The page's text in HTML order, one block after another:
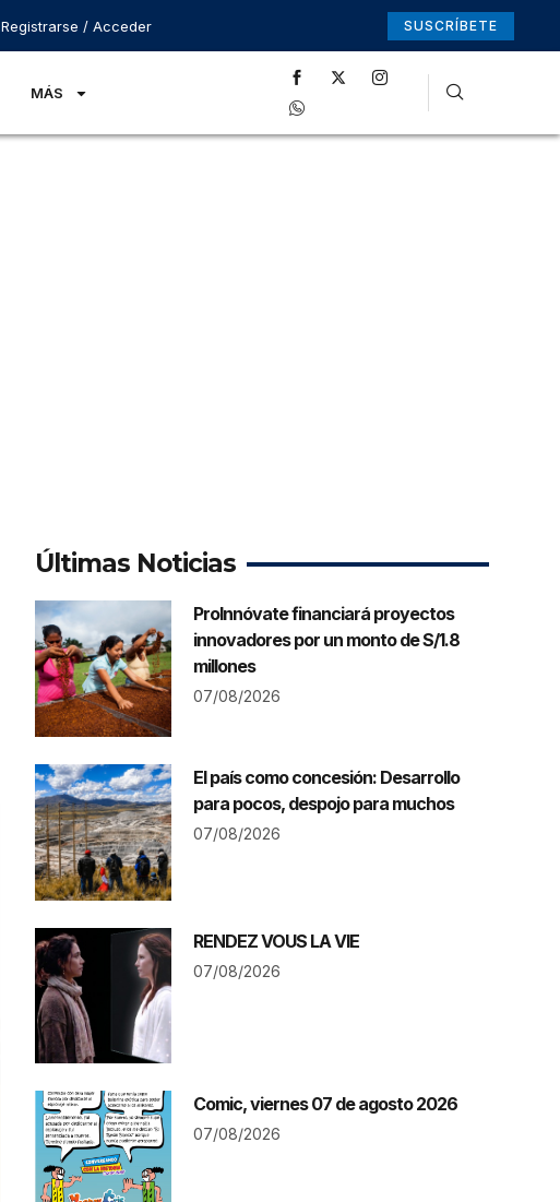
Registrarse / Acceder SUSCRÍBETE
MÁS
Últimas Noticias
ProInnóvate financiará proyectos
innovadores por un monto de S/1.8
millones
07/08/2026
El país como concesión: Desarrollo
para pocos, despojo para muchos
07/08/2026
RENDEZ VOUS LA VIE
07/08/2026
Comic, viernes 07 de agosto 2026
07/08/2026